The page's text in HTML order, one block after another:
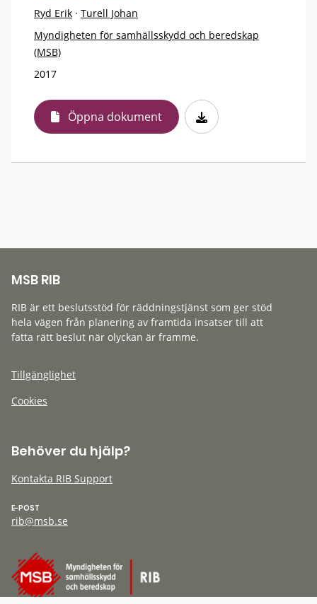
Ryd Erik · Turell Johan
Myndigheten för samhällsskydd och beredskap
(MSB)
2017
Öppna dokument
MSB RIB
RIB är ett beslutsstöd för räddningstjänst som ger stöd
hela vägen från planering av framtida insatser till att
fatta rätt beslut när olyckan är framme.
Tillgänglighet
Cookies
Behöver du hjälp?
Kontakta RIB Support
E-POST
rib@msb.se